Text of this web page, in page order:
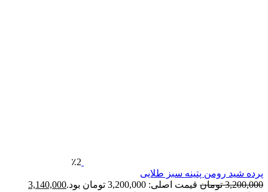
٪2
شید رومن پتینه سبز طلایی
تومان قیمت اصلی: 3,200,000 تومان بود.
3,140,000